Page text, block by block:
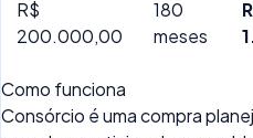
R$
200.000,00
180
meses
Como funciona
Consórcio é uma compra